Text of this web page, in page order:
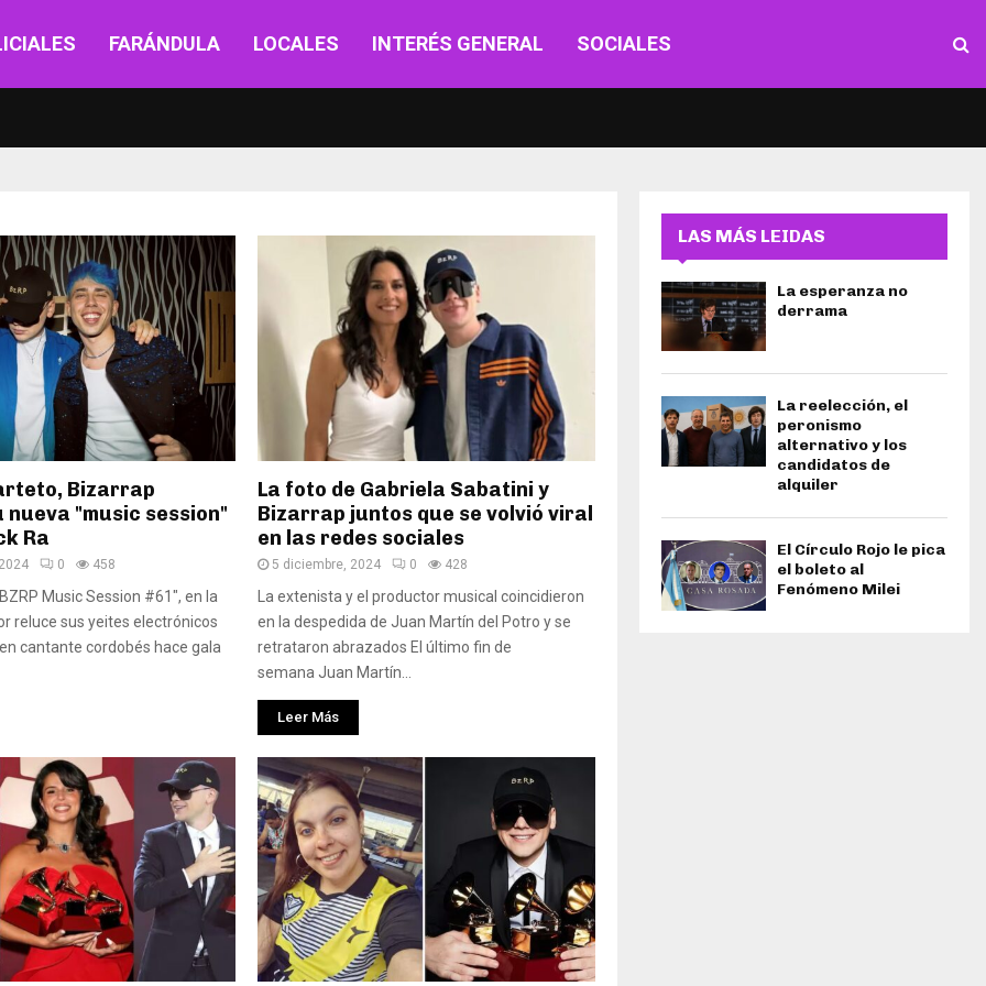
FARÁNDULA LOCALES INTERÉS GENERAL SOCIALES
Bizarrap
nueva "music session"
Ra
0 458
Music Session #61″, en la
reluce sus yeites electrónicos
cantante cordobés hace gala
La foto de Gabriela Sabatini y
Bizarrap juntos que se volvió viral
en las redes sociales
5 diciembre, 2024 0 428
La extenista y el productor musical coincidieron
en la despedida de Juan Martín del Potro y se
retrataron abrazados El último fin de
semana Juan Martín...
Leer Más
LAS MÁS LEIDAS
La esperanza no
derrama
La reelección, el
peronismo
alternativo y los
candidatos de
alquiler
El Círculo Rojo le pica
el boleto al
Fenómeno Milei